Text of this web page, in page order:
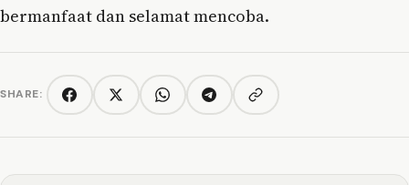
bermanfaat dan selamat mencoba.
SHARE: FacebookTwitter/XWhatsAppTelegramCopy link